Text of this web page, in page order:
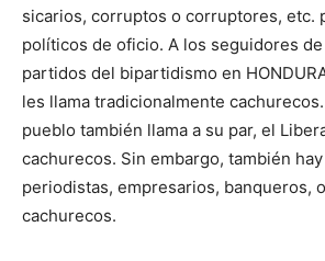
sicarios, corruptos o corruptores, etc.
políticos de oficio. A los seguidores
partidos del bipartidismo en
les llama tradicionalmente
pueblo también llama a su par, el
cachurecos. Sin embargo, también
periodistas, empresarios, banqueros,
cachurecos.